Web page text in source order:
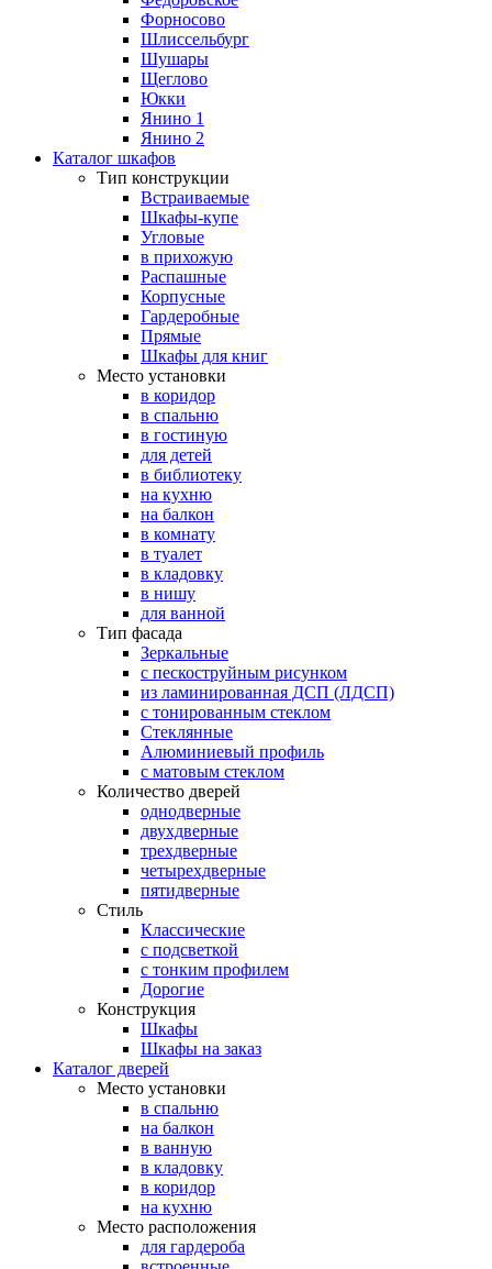
Форносово
Шлиссельбург
Шушары
Щеглово
Юкки
Янино 1
Янино 2
Каталог шкафов
Тип конструкции
Встраиваемые
Шкафы-купе
Угловые
в прихожую
Распашные
Корпусные
Гардеробные
Прямые
Шкафы для книг
Место установки
в коридор
в спальню
в гостиную
для детей
в библиотеку
на кухню
на балкон
в комнату
в туалет
в кладовку
в нишу
для ванной
Тип фасада
Зеркальные
с пескоструйным рисунком
из ламинированная ДСП (ЛДСП)
с тонированным стеклом
Стеклянные
Алюминиевый профиль
с матовым стеклом
Количество дверей
однодверные
двухдверные
трехдверные
четырехдверные
пятидверные
Стиль
Классические
с подсветкой
с тонким профилем
Дорогие
Конструкция
Шкафы
Шкафы на заказ
Каталог дверей
Место установки
в спальню
на балкон
в ванную
в кладовку
в коридор
на кухню
Место расположения
для гардероба